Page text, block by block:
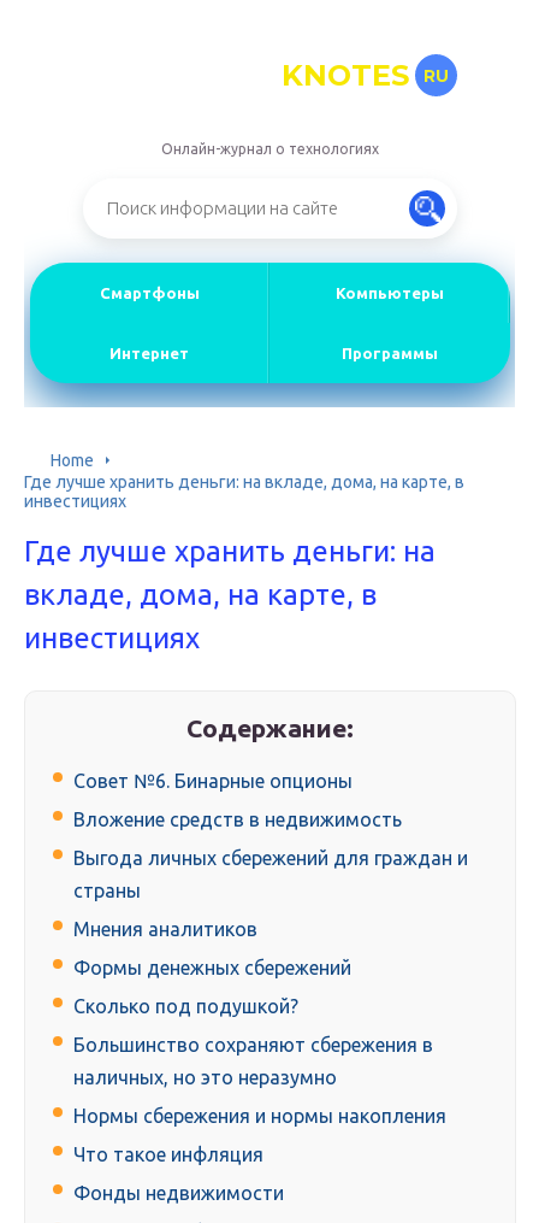
KNOTES RU
Онлайн-журнал о технологиях
Смартфоны Компьютеры
Интернет Программы
Home
Где лучше хранить деньги: на вкладе, дома, на карте, в
инвестициях
Где лучше хранить деньги: на
вкладе, дома, на карте, в
инвестициях
Содержание:
Совет №6. Бинарные опционы
Вложение средств в недвижимость
Выгода личных сбережений для граждан и
страны
Мнения аналитиков
Формы денежных сбережений
Сколько под подушкой?
Большинство сохраняют сбережения в
наличных, но это неразумно
Нормы сбережения и нормы накопления
Что такое инфляция
Фонды недвижимости